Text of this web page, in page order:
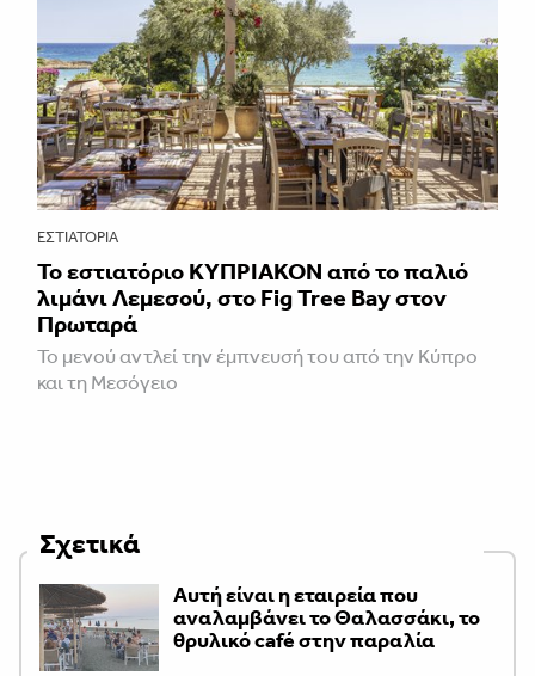
ΕΣΤΙΑΤΌΡΙΑ
Το εστιατόριο ΚΥΠΡΙΑΚΟΝ από το παλιό
λιμάνι Λεμεσού, στο Fig Tree Bay στον
Πρωταρά
Το μενού αντλεί την έμπνευσή του από την Κύπρο
και τη Μεσόγειο
Σχετικά
Αυτή είναι η εταιρεία που
αναλαμβάνει το Θαλασσάκι, το
θρυλικό café στην παραλία